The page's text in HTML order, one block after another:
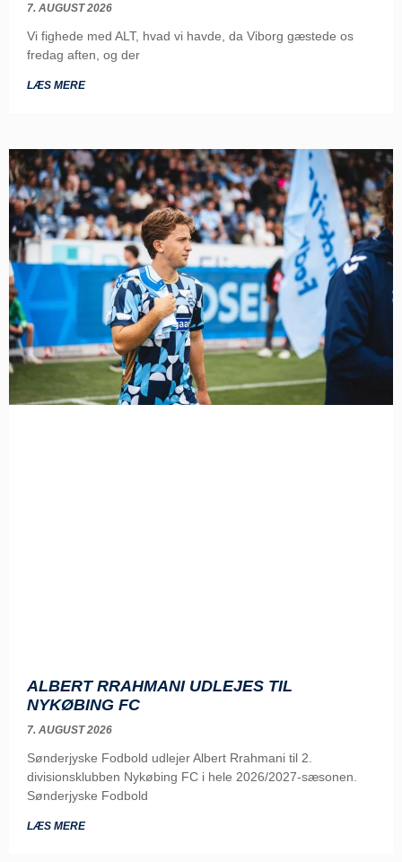
7. AUGUST 2026
Vi fighede med ALT, hvad vi havde, da Viborg gæstede os
fredag aften, og der
LÆS MERE
ALBERT RRAHMANI UDLEJES TIL
NYKØBING FC
7. AUGUST 2026
Sønderjyske Fodbold udlejer Albert Rrahmani til 2.
divisionsklubben Nykøbing FC i hele 2026/2027-sæsonen.
Sønderjyske Fodbold
LÆS MERE